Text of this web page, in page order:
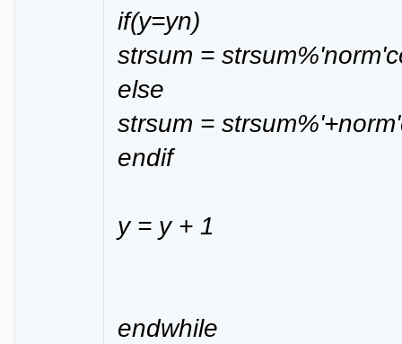
if(y=yn)
strsum =
else
strsum =
endif
y = y + 1
endwhile